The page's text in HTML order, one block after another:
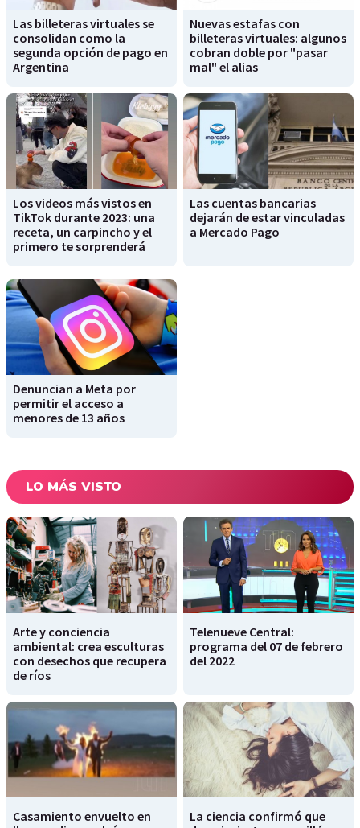
Las billeteras virtuales se
consolidan como la
segunda opción de pago en
Argentina
Nuevas estafas con
billeteras virtuales: algunos
cobran doble por "pasar
mal" el alias
Los videos más vistos en
TikTok durante 2023: una
receta, un carpincho y el
primero te sorprenderá
Las cuentas bancarias
dejarán de estar vinculadas
a Mercado Pago
Denuncian a Meta por
permitir el acceso a
menores de 13 años
LO MÁS VISTO
Arte y conciencia
ambiental: crea esculturas
con desechos que recupera
de ríos
Telenueve Central:
programa del 07 de febrero
del 2022
Casamiento envuelto en
La ciencia confirmó que